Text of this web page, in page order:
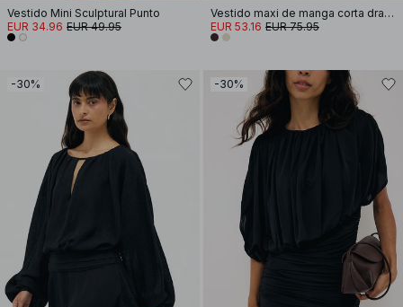
Vestido Mini Sculptural Punto
EUR 34.96 EUR 49.95
Vestido maxi de manga corta drapeado
EUR 53.16 EUR 75.95
-30% -30%